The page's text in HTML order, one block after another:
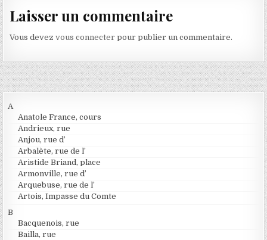
Laisser un commentaire
Vous devezvous connecter pour publier un commentaire.
A
Anatole France, cours
Andrieux, rue
Anjou, rue d’
Arbalète, rue de l’
Aristide Briand, place
Armonville, rue d’
Arquebuse, rue de l’
Artois, Impasse du Comte
B
Bacquenois, rue
Bailla, rue